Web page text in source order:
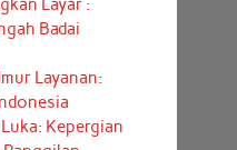
Layar :
Badai
Layanan:
Kepergian